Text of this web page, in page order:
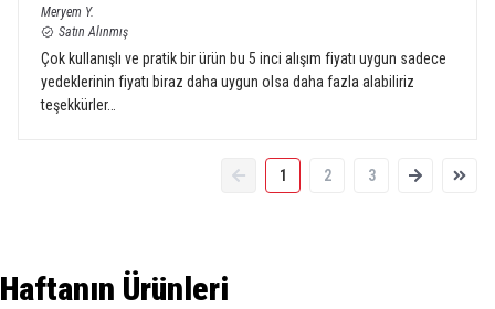
Meryem Y.
Satın Alınmış
Çok kullanışlı ve pratik bir ürün bu 5 inci alışım fiyatı uygun sadece
yedeklerinin fiyatı biraz daha uygun olsa daha fazla alabiliriz
teşekkürler…
1 2 3
Haftanın Ürünleri